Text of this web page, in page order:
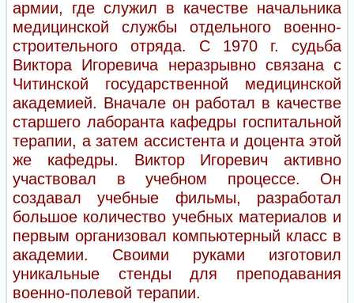
армии, где служил в качестве начальника
медицинской службы отдельного военно-
строительного отряда. С 1970 г. судьба
Виктора Игоревича неразрывно связана с
Читинской государственной медицинской
академией. Вначале он работал в качестве
старшего лаборанта кафедры госпитальной
терапии, а затем ассистента и доцента этой
же кафедры. Виктор Игоревич активно
участвовал в учебном процессе. Он
создавал учебные фильмы, разработал
большое количество учебных материалов и
первым организовал компьютерный класс в
академии. Своими руками изготовил
уникальные стенды для преподавания
военно-полевой терапии.